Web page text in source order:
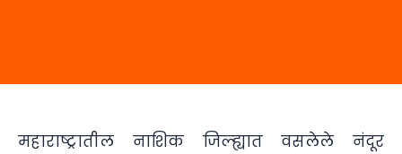
महाराष्ट्रातील नाशिक जिल्ह्यात वसलेले नंदूर